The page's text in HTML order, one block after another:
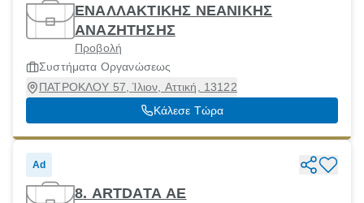
ΕΝΑΛΛΑΚΤΙΚΗΣ ΝΕΑΝΙΚΗΣ
ΑΝΑΖΗΤΗΣΗΣ
Προβολή
Συστήματα Οργανώσεως
ΠΑΤΡΟΚΛΟΥ 57, Ίλιον, Αττική, 13122
Κάλεσε Τώρα
Ad
8. ARTDATA ΑΕ